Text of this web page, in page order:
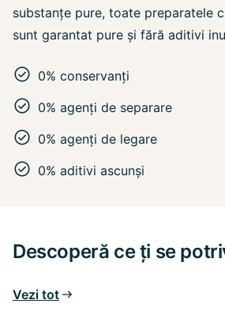
substanțe pure, toate preparatele
sunt garantat pure și fără aditivi
0% conservanți
0% agenți de separare
0% agenți de legare
0% aditivi ascunși
Descoperă ce ți se
Vezi tot